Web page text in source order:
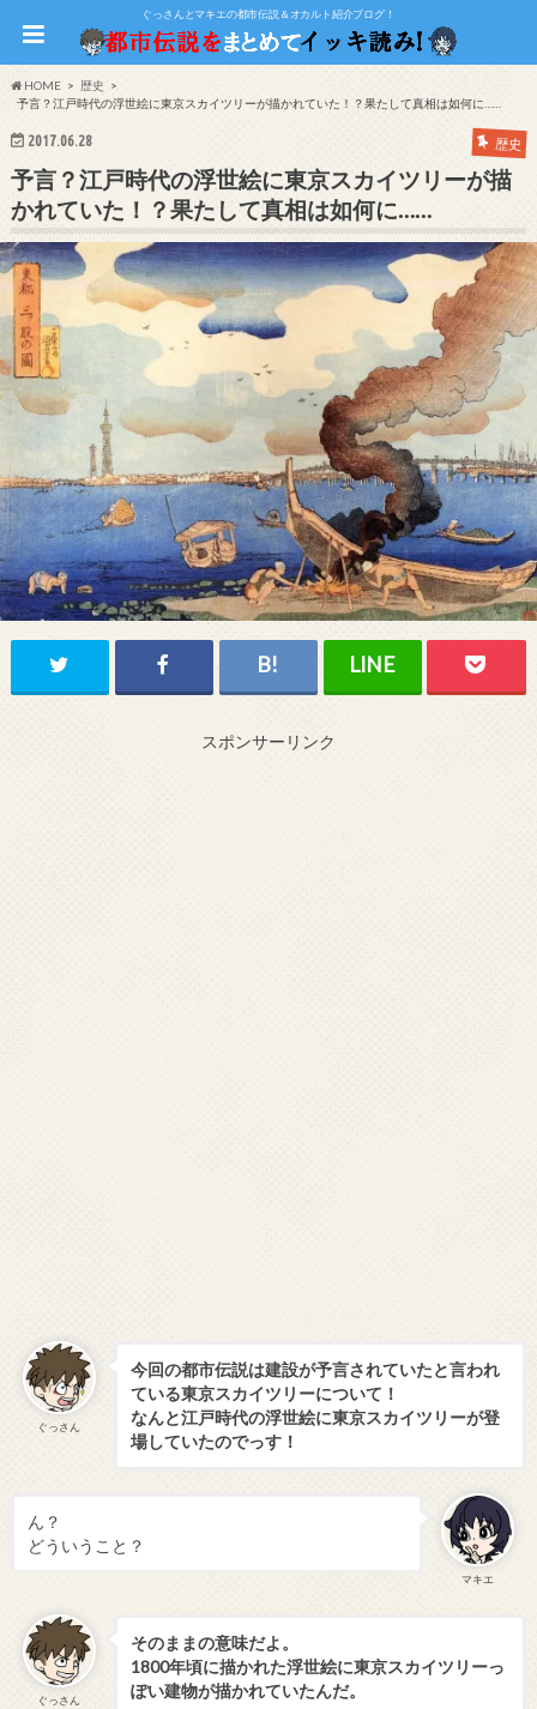
ぐっさんとマキエの都市伝説＆オカルト紹介ブログ！
HOME
歴史
予言？江戸時代の浮世絵に東京スカイツリーが描かれていた！？果たして真相は如何に……
2017.06.28 歴史
予言？江戸時代の浮世絵に東京スカイツリーが描
かれていた！？果たして真相は如何に……
スポンサーリンク
ぐっさん
今回の都市伝説は建設が予言されていたと言われ
ている東京スカイツリーについて！
なんと江戸時代の浮世絵に東京スカイツリーが登
場していたのでっす！
マキエ
ん？
どういうこと？
ぐっさん
そのままの意味だよ。
1800年頃に描かれた浮世絵に東京スカイツリーっ
ぽい建物が描かれていたんだ。